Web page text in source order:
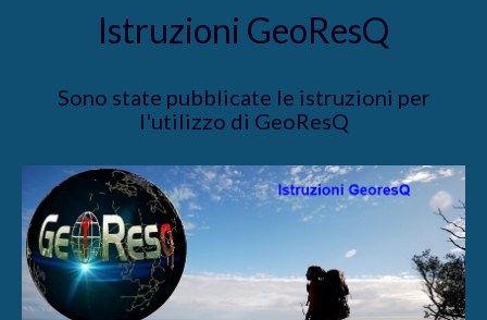
Istruzioni GeoResQ
Sono state pubblicate le istruzioni per
l'utilizzo di GeoResQ